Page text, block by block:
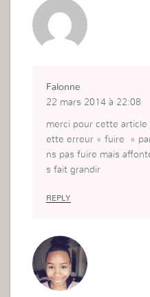
Falonne
22 mars 2014 à 22:08
merci pour cette article
ette erreur « fuire »
ns pas fuire mais
s fait grandir
REPLY